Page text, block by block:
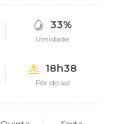
33%
Umidade
18h38
Pôr do sol